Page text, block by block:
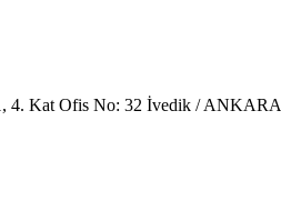
4. Kat Ofis No: 32 İvedik / ANKARA